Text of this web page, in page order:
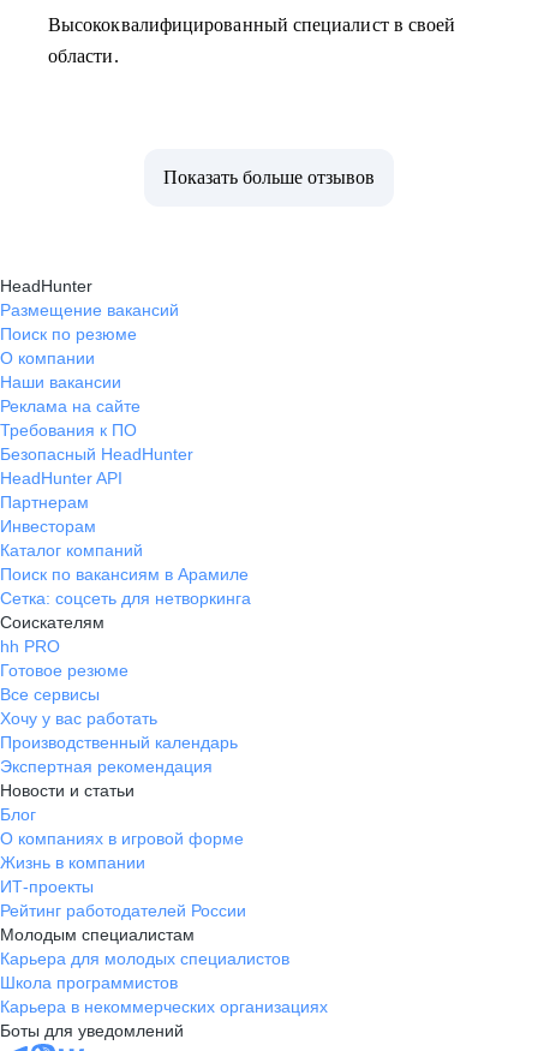
Высококвалифицированный специалист в своей
области.
Показать больше отзывов
HeadHunter
Размещение вакансий
Поиск по резюме
О компании
Наши вакансии
Реклама на сайте
Требования к ПО
Безопасный HeadHunter
HeadHunter API
Партнерам
Инвесторам
Каталог компаний
Поиск по вакансиям в Арамиле
Сетка: соцсеть для нетворкинга
Соискателям
hh PRO
Готовое резюме
Все сервисы
Хочу у вас работать
Производственный календарь
Экспертная рекомендация
Новости и статьи
Блог
О компаниях в игровой форме
Жизнь в компании
ИТ-проекты
Рейтинг работодателей России
Молодым специалистам
Карьера для молодых специалистов
Школа программистов
Карьера в некоммерческих организациях
Боты для уведомлений